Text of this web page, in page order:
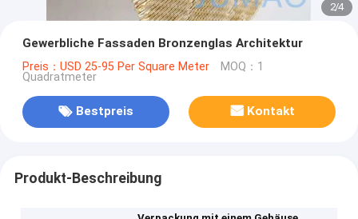
2/4
Gewerbliche Fassaden Bronzenglas Architektur
Preis：USD 25-95 Per Square Meter MOQ：1
Quadratmeter
Bestpreis Kontakt
Produkt-Beschreibung